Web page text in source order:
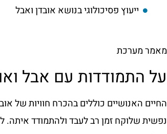
ייעוץ פסיכולוגי בנושא אובדן ואבל
מאמר מערכת
על התמודדות עם אבל
החיים האנושיים כוללים בהכרח חוויות של
נפשית שלוקח זמן רב לעבד ולהתמודד איתה.